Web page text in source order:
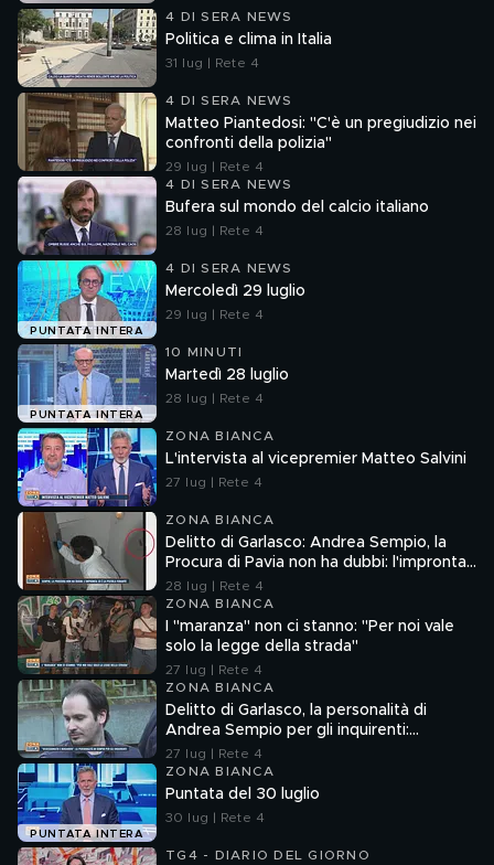
4 DI SERA NEWS
Politica e clima in Italia
31 lug | Rete 4
4 DI SERA NEWS
Matteo Piantedosi: "C'è un pregiudizio nei
confronti della polizia"
29 lug | Rete 4
4 DI SERA NEWS
Bufera sul mondo del calcio italiano
28 lug | Rete 4
PUNTATA INTERA
4 DI SERA NEWS
Mercoledì 29 luglio
29 lug | Rete 4
PUNTATA INTERA
10 MINUTI
Martedì 28 luglio
28 lug | Rete 4
ZONA BIANCA
L'intervista al vicepremier Matteo Salvini
27 lug | Rete 4
ZONA BIANCA
Delitto di Garlasco: Andrea Sempio, la
Procura di Pavia non ha dubbi: l'impronta
33 è la pistola fumante
28 lug | Rete 4
ZONA BIANCA
I "maranza" non ci stanno: "Per noi vale
solo la legge della strada"
27 lug | Rete 4
ZONA BIANCA
Delitto di Garlasco, la personalità di
Andrea Sempio per gli inquirenti:
"Ossessionato e bugiardo"
27 lug | Rete 4
PUNTATA INTERA
ZONA BIANCA
Puntata del 30 luglio
30 lug | Rete 4
TG4 - DIARIO DEL GIORNO